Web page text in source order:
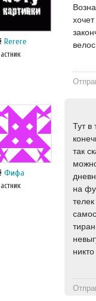
Rerere
Фифа
Тут в
так
на